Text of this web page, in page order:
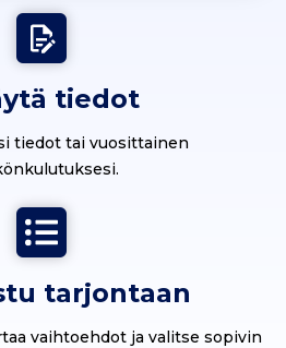
tiedot
tiedot tai vuosittainen
tarjontaan
vaihtoehdot ja valitse sopivin